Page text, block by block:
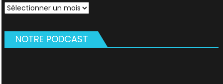
Archives
NOTRE PODCAST